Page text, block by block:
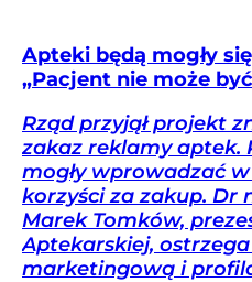
Apteki będą mogły
„Pacjent nie może
Rząd przyjął projekt
zakaz reklamy aptek.
mogły wprowadzać
korzyści za zakup. Dr
Marek Tomków,
Aptekarskiej,
marketingową i